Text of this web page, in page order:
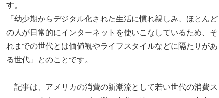
す。
「幼少期からデジタル化された生活に慣れ親しみ、ほとんど
の人が日常的にインターネットを使いこなしているため、そ
れまでの世代とは価値観やライフスタイルなどに隔たりがあ
る世代」とのことです。
記事は、アメリカの消費の新潮流として若い世代の消費ス